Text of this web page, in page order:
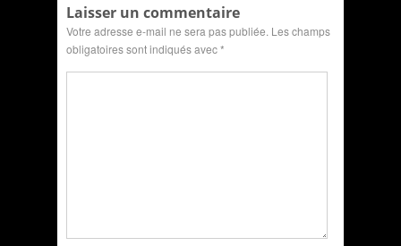
Laisser un commentaire
Votre adresse e-mail ne sera pas publiée. Les champs
obligatoires sont indiqués avec*